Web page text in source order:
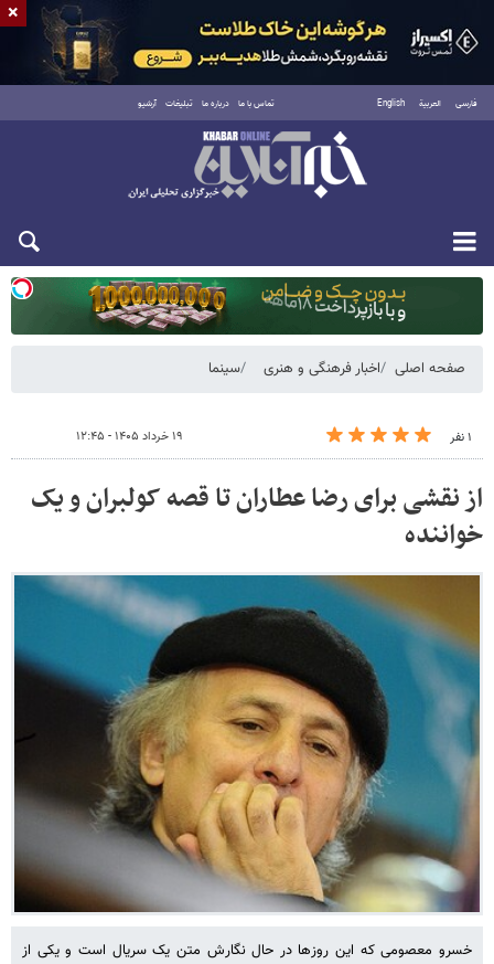
فارسی العربية English تماس با ما درباره ما تبلیغات آرشیو
یکشنبه ۱۸ مرداد ۱۴۰۵
صفحه اصلی اخبار فرهنگی و هنری سینما
۱ نفر ۱۹ خرداد ۱۴۰۵ - ۱۲:۴۵
از نقشی برای رضا عطاران تا قصه کولبران و یک
خواننده
خسرو معصومی که این روزها در حال نگارش متن یک سریال است و یکی از
×